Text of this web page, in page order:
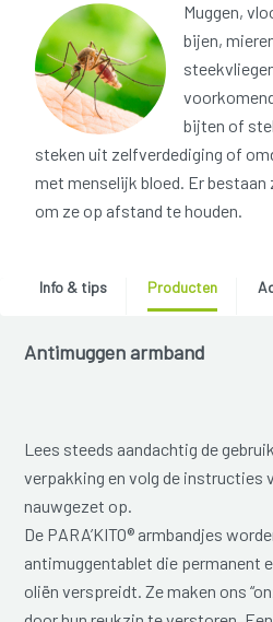
Muggen,
bijen,
bijten of
steken uit zelfverdediging of
met menselijk bloed. Er bestaan
om ze op afstand te houden.
Info & tips Producten
Antimuggen armband
Lees steeds aandachtig de
verpakking en volg de instructies
nauwgezet op.
De PARA’KITO® armbandjes
antimuggentablet die permanent
oliën verspreidt. Ze maken ons